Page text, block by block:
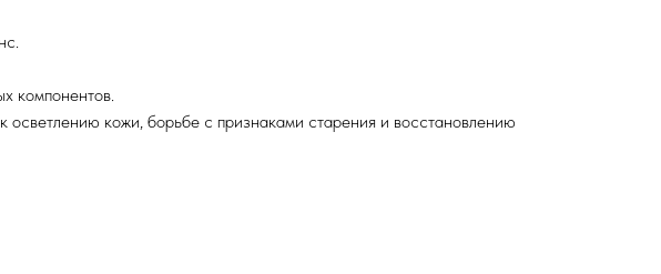
компонентов.
кожи, борьбе с признаками старения и восстановлению